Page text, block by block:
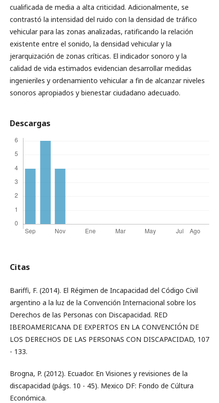
cualificada de media a alta criticidad. Adicionalmente, se
contrastó la intensidad del ruido con la densidad de tráfico
vehicular para las zonas analizadas, ratificando la relación
existente entre el sonido, la densidad vehicular y la
jerarquización de zonas críticas. El indicador sonoro y la
calidad de vida estimados evidencian desarrollar medidas
ingenieriles y ordenamiento vehicular a fin de alcanzar niveles
sonoros apropiados y bienestar ciudadano adecuado.
Descargas
Citas
Bariffi, F. (2014). El Régimen de Incapacidad del Código Civil
argentino a la luz de la Convención Internacional sobre los
Derechos de las Personas con Discapacidad. RED
IBEROAMERICANA DE EXPERTOS EN LA CONVENCIÓN DE
LOS DERECHOS DE LAS PERSONAS CON DISCAPACIDAD, 107
- 133.
Brogna, P. (2012). Ecuador. En Visiones y revisiones de la
discapacidad (págs. 10 - 45). Mexico DF: Fondo de Cúltura
Económica.